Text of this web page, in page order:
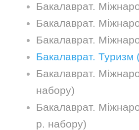
Бакалаврат.
Бакалаврат.
Бакалаврат.
Бакалаврат.
Бакалаврат.
набору)
Бакалаврат.
р. набору)